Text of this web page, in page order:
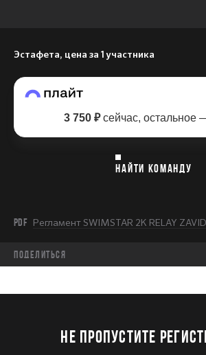
Эстафета, цена за 1 участника
3 750 ₽сейчас, остальное
НАЙТИ КОМАНДУ
PDF Регламент SWIMSTAR 2K RELAY
Поделиться
НЕ ПРОПУСТИТЕ